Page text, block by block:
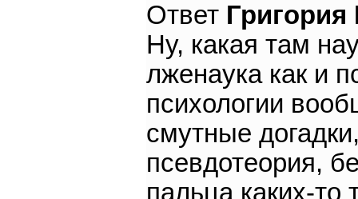
Ответ
Ну, какая там
лженаука как и
психологии
смутные
псевдотеория,
пальца каких-